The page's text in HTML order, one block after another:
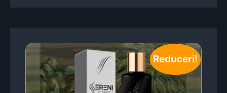
Reduceri!